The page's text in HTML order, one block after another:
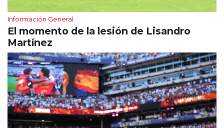
Información General
El momento de la lesión de Lisandro
Martínez